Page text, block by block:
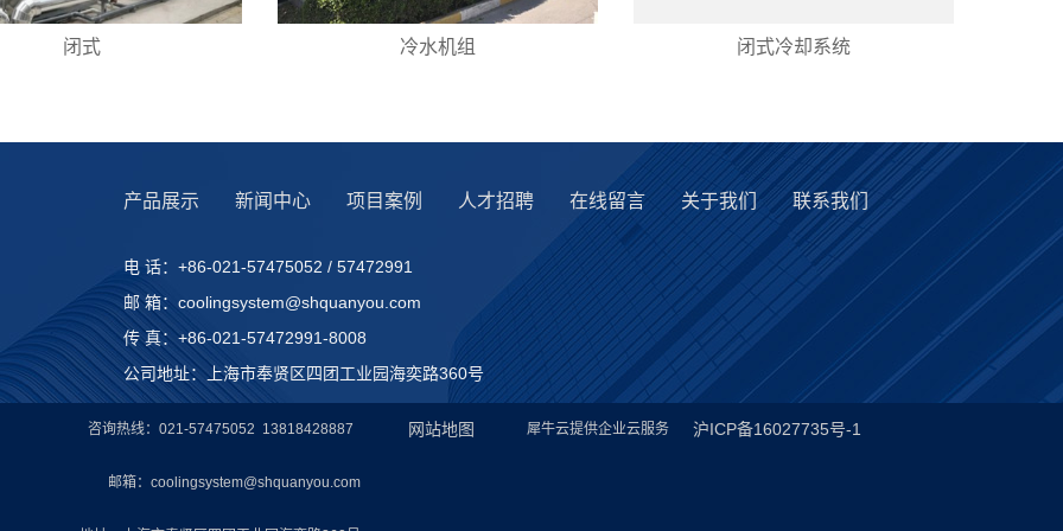
闭式 冷水机组 闭式冷却系统
产品展示 新闻中心 项目案例 人才招聘 在线留言 关于我们 联系我们
电 话：+86-021-57475052 / 57472991
邮 箱：coolingsystem@shquanyou.com
传 真：+86-021-57472991-8008
公司地址：上海市奉贤区四团工业园海奕路360号
咨询热线：021-57475052 13818428887
邮箱：coolingsystem@shquanyou.com
网站地图 犀牛云提供企业云服务 沪ICP备16027735号-1